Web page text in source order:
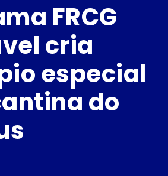
FRCG
cria
especial
do